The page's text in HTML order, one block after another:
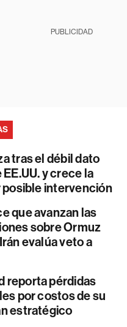
PUBLICIDAD
tras el débil dato
y crece la
posible intervención
que avanzan las
sobre Ormuz
evalúa veto a
reporta pérdidas
por costos de su
estratégico